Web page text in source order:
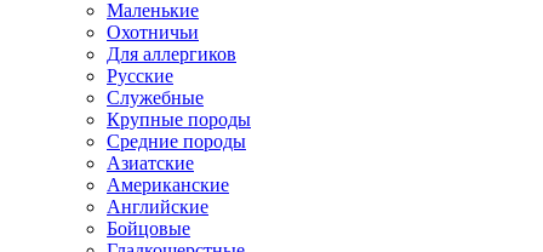
Маленькие
Охотничьи
Для аллергиков
Русские
Служебные
Крупные породы
Средние породы
Азиатские
Американские
Английские
Бойцовые